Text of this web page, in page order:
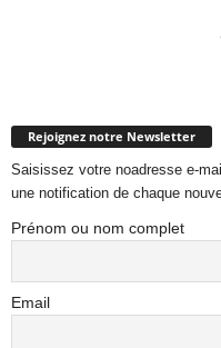
Rejoignez notre Newsletter
Saisissez votre noadresse e-
une notification de chaque
Prénom ou nom complet
Email